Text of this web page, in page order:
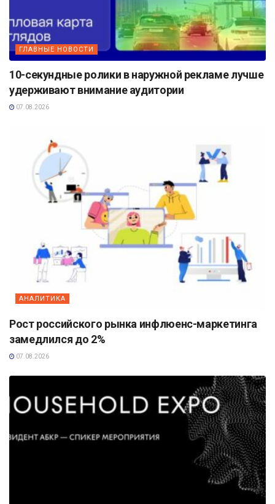
ГЛАВНЫЕ НОВОСТИ
10-секундные ролики в наружной рекламе лучше
удерживают внимание аудитории
07.08.2026
АНАЛИТИКА
Рост российского рынка инфлюенс-маркетинга
замедлился до 2%
07.08.2026